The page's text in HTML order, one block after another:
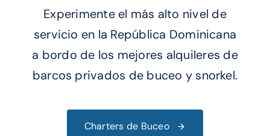
Experimente el más alto nivel de
servicio en la República Dominicana
a bordo de los mejores alquileres de
barcos privados de buceo y snorkel.
Charters de Buceo